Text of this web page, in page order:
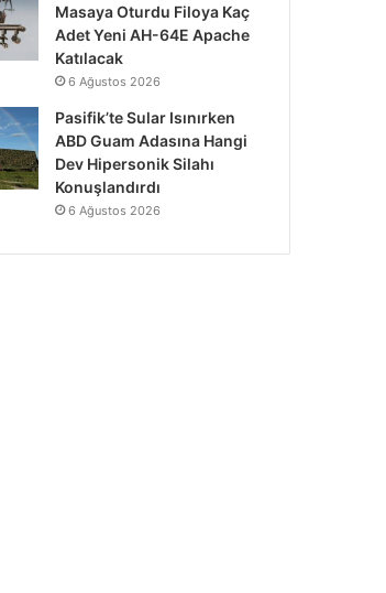
Masaya Oturdu Filoya Kaç
Adet Yeni AH-64E Apache
Katılacak
6 Ağustos 2026
Pasifik’te Sular Isınırken
ABD Guam Adasına Hangi
Dev Hipersonik Silahı
Konuşlandırdı
6 Ağustos 2026